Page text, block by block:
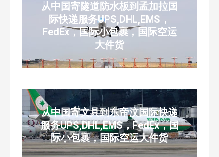
从中国寄隧道防水板到孟加拉国
际快递服务UPS,DHL,EMS，
FedEx，国际小包裹，国际空运
大件货
从中国寄文具到东帝汶国际快递
服务UPS,DHL,EMS，FedEx，国
际小包裹，国际空运大件货